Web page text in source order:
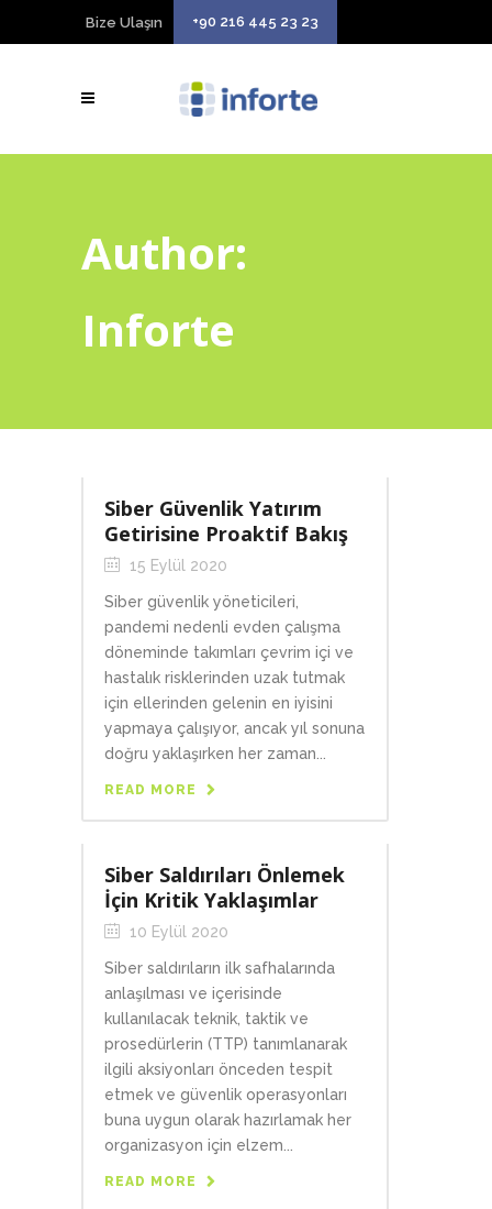
Bize Ulaşın +90 216 445 23 23
Author:
Inforte
Siber Güvenlik Yatırım
Getirisine Proaktif Bakış
15 Eylül 2020
Siber güvenlik yöneticileri,
pandemi nedenli evden çalışma
döneminde takımları çevrim içi ve
hastalık risklerinden uzak tutmak
için ellerinden gelenin en iyisini
yapmaya çalışıyor, ancak yıl sonuna
doğru yaklaşırken her zaman...
READ MORE
Siber Saldırıları Önlemek
İçin Kritik Yaklaşımlar
10 Eylül 2020
Siber saldırıların ilk safhalarında
anlaşılması ve içerisinde
kullanılacak teknik, taktik ve
prosedürlerin (TTP) tanımlanarak
ilgili aksiyonları önceden tespit
etmek ve güvenlik operasyonları
buna uygun olarak hazırlamak her
organizasyon için elzem...
READ MORE